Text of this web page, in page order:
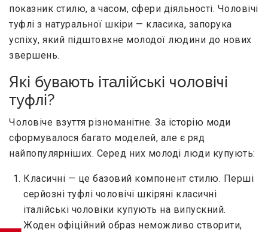
показник стилю, а часом, сфери діяльності. Чоловічі
туфлі з натуральної шкіри — класика, запорука
успіху, який підштовхне молодої людини до нових
звершень.
Які бувають італійські чоловічі
туфлі?
Чоловіче взуття різноманітне. За історію моди
сформувалося багато моделей, але є ряд
найпопулярніших. Серед них молоді люди купують:
Класичні — це базовий компонент стилю. Перші
серйозні туфлі чоловічі шкіряні класичні
італійські чоловіки купують на випускний.
Жоден офіційний образ неможливо створити,